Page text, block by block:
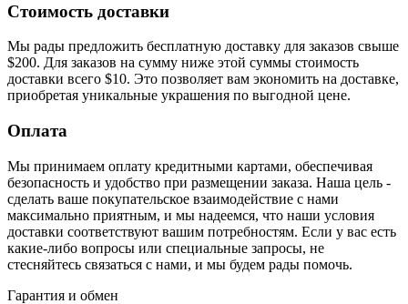
Стоимость доставки
Мы рады предложить бесплатную доставку для заказов свыше
$200. Для заказов на сумму ниже этой суммы стоимость
доставки всего $10. Это позволяет вам экономить на доставке,
приобретая уникальные украшения по выгодной цене.
Оплата
Мы принимаем оплату кредитными картами, обеспечивая
безопасность и удобство при размещении заказа. Наша цель -
сделать ваше покупательское взаимодействие с нами
максимально приятным, и мы надеемся, что наши условия
доставки соответствуют вашим потребностям. Если у вас есть
какие-либо вопросы или специальные запросы, не
стесняйтесь связаться с нами, и мы будем рады помочь.
Гарантия и обмен